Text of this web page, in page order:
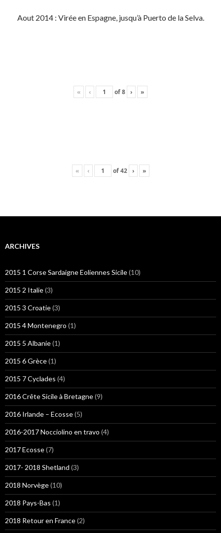
Aout 2014 : Virée en Espagne, jusqu’à Puerto de la Selva.
« ‹ of8 › »
« ‹ of42 › »
ARCHIVES
2015 1 Corse Sardaigne Eoliennes Sicile(10)
2015 2 Italie(3)
2015 3 Croatie(3)
2015 4 Montenegro (1)
2015 5 Albanie(1)
2015 6 Grèce(1)
2015 7 Cyclades (4)
2016 Crête Sicile à Bretagne(9)
2016 Irlande – Ecosse(5)
2016-2017 Nocciolino en travo (4)
2017 Ecosse(7)
2017- 2018 Shetland (3)
2018 Norvège(10)
2018 Pays-Bas (1)
2018 Retour en France(2)